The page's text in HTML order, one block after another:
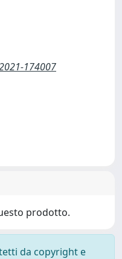
174007
prodotto.
da copyright e